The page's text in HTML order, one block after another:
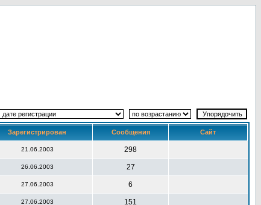
Зарегистрирован Сообщения Сайт
21.06.2003 298
26.06.2003 27
27.06.2003 6
27.06.2003 151